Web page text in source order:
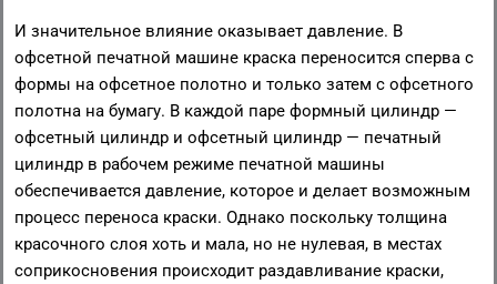
И значительное влияние оказывает давление. В
офсетной печатной машине краска переносится сперва с
формы на офсетное полотно и только затем с офсетного
полотна на бумагу. В каждой паре формный цилиндр —
офсетный цилиндр и офсетный цилиндр — печатный
цилиндр в рабочем режиме печатной машины
обеспечивается давление, которое и делает возможным
процесс переноса краски. Однако поскольку толщина
красочного слоя хоть и мала, но не нулевая, в местах
соприкосновения происходит раздавливание краски,